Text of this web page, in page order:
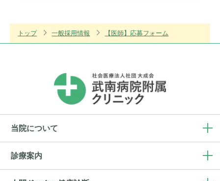
トップ 一般採用情報 【医師】応募フォーム
当院について
診療案内